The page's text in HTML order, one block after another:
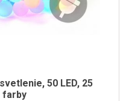
50 LED, 25
farby